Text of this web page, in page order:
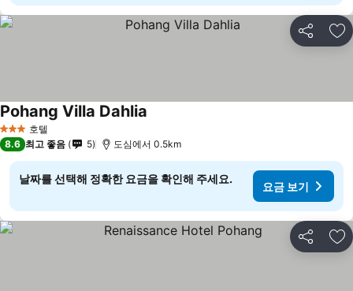
공유 즐
3 성급 호텔
Pohang Villa Dahlia
8.6 최고 좋음 5 도심에서 0.5km
날짜를 선택해 정확한 요금을 확인해 주세요.
요금 보기
공유 즐